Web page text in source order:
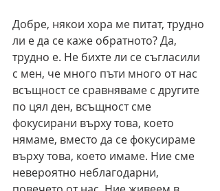
Добре, някои хора ме питат, трудно
ли е да се каже обратното? Да,
трудно е. Не бихте ли се съгласили
с мен, че много пъти много от нас
всъщност се сравняваме с другите
по цял ден, всъщност сме
фокусирани върху това, което
нямаме, вместо да се фокусираме
върху това, което имаме. Ние сме
невероятно неблагодарни,